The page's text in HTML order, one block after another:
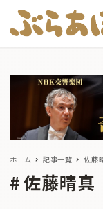
ホーム 記事一覧 佐藤
佐藤晴真